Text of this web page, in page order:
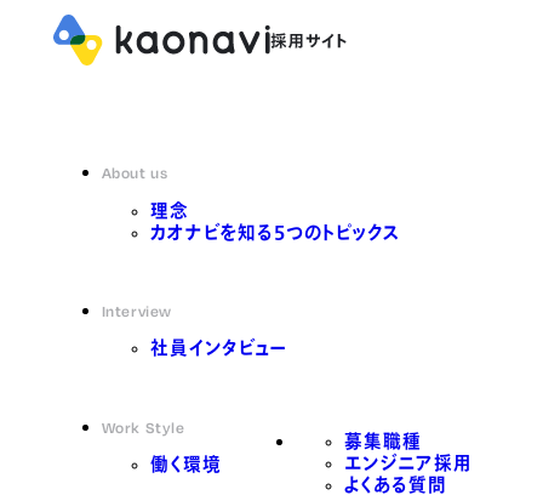
About us
理念
カオナビを知る5つのトピックス
Interview
社員インタビュー
Work Style
働く環境
募集職種
エンジニア採用
よくある質問